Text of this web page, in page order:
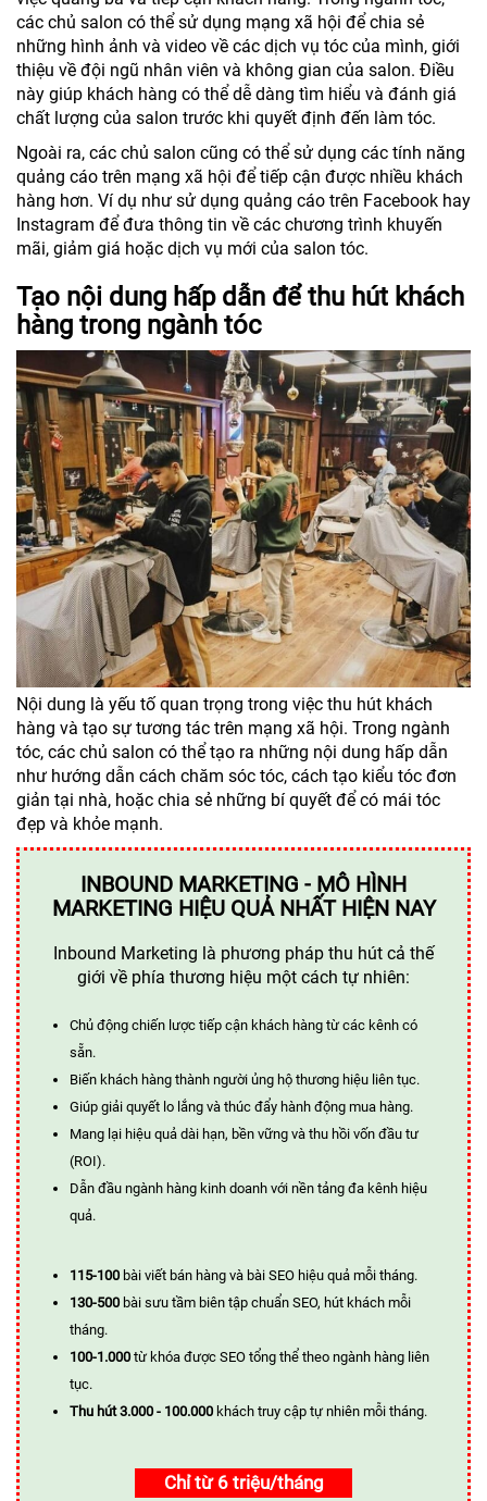
các chủ salon có thể sử dụng mạng xã hội để chia sẻ
những hình ảnh và video về các dịch vụ tóc của mình, giới
thiệu về đội ngũ nhân viên và không gian của salon. Điều
này giúp khách hàng có thể dễ dàng tìm hiểu và đánh giá
chất lượng của salon trước khi quyết định đến làm tóc.
Ngoài ra, các chủ salon cũng có thể sử dụng các tính năng
quảng cáo trên mạng xã hội để tiếp cận được nhiều khách
hàng hơn. Ví dụ như sử dụng quảng cáo trên Facebook hay
Instagram để đưa thông tin về các chương trình khuyến
mãi, giảm giá hoặc dịch vụ mới của salon tóc.
Tạo nội dung hấp dẫn để thu hút khách
hàng trong ngành tóc
Nội dung là yếu tố quan trọng trong việc thu hút khách
hàng và tạo sự tương tác trên mạng xã hội. Trong ngành
tóc, các chủ salon có thể tạo ra những nội dung hấp dẫn
như hướng dẫn cách chăm sóc tóc, cách tạo kiểu tóc đơn
giản tại nhà, hoặc chia sẻ những bí quyết để có mái tóc
đẹp và khỏe mạnh.
INBOUND MARKETING - MÔ HÌNH
MARKETING HIỆU QUẢ NHẤT HIỆN NAY
Inbound Marketing là phương pháp thu hút cả thế
giới về phía thương hiệu một cách tự nhiên:
Chủ động chiến lược tiếp cận khách hàng từ các kênh có
sẵn.
Biến khách hàng thành người ủng hộ thương hiệu liên tục.
Giúp giải quyết lo lắng và thúc đẩy hành động mua hàng.
Mang lại hiệu quả dài hạn, bền vững và thu hồi vốn đầu tư
(ROI).
Dẫn đầu ngành hàng kinh doanh với nền tảng đa kênh hiệu
quả.
115-100 bài viết bán hàng và bài SEO hiệu quả mỗi tháng.
130-500 bài sưu tầm biên tập chuẩn SEO, hút khách mỗi
tháng.
100-1.000 từ khóa được SEO tổng thể theo ngành hàng liên
tục.
Thu hút 3.000 - 100.000 khách truy cập tự nhiên mỗi tháng.
Chỉ từ 6 triệu/tháng